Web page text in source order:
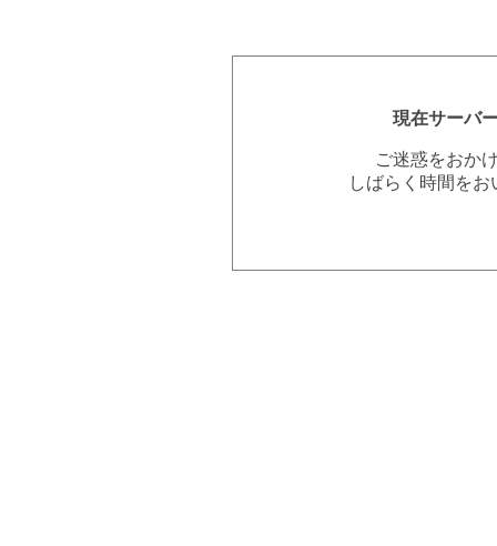
現在サーバ
ご迷惑をおか
しばらく時間を